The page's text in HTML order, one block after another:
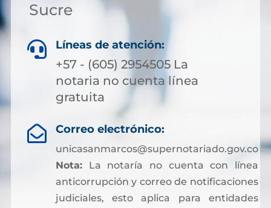
Sucre
 Líneas de atención:
+57 - (605) 2954505 La
notaria no cuenta línea
gratuita
 Correo electrónico:
unicasanmarcos@supernotariado.gov.co
Nota:La notaría no cuenta con línea
anticorrupción y correo de notificaciones
judiciales, esto aplica para entidades